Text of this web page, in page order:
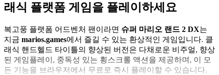
래식 플랫폼 게임을 플레이하세요
복고풍 플랫폼 어드벤처 팬이라면 슈퍼 마리오 랜드 2 DX는
지금 marios.games에서 즐길 수 있는 환상적인 게임입니다. 클
래식 핸드헬드 타이틀의 향상된 버전은 다채로운 비주얼, 향상
된 게임플레이, 중독성 있는 횡스크롤 액션을 제공하며, 이 모
든 기능을 브라우저에서 무료로 즉시 플레이할 수 있습니다.